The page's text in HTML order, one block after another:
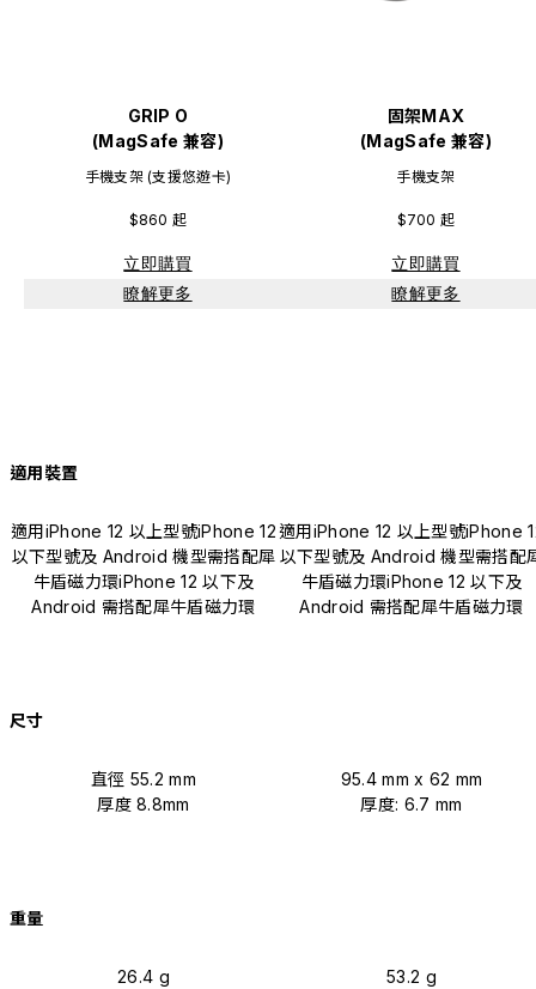
GRIP O
(MagSafe 兼容)
手機支架 (支援悠遊卡)
$860 起
立即購買
瞭解更多
固架MAX
(MagSafe 兼容)
手機支架
$700 起
立即購買
瞭解更多
GRIP O
(MagSafe 兼容)
手機支架 (支援悠遊卡)
$860 起
立即購買
固架MAX
(MagSafe 兼容)
手機支架
$700 起
立即購買
適用裝置
適用iPhone 12 以上型號iPhone 12
以下型號及 Android 機型需搭配犀
牛盾磁力環iPhone 12 以下及
Android 需搭配犀牛盾磁力環
適用iPhone 12 以上型號iPhone
以下型號及 Android 機型需搭配
牛盾磁力環iPhone 12 以下及
Android 需搭配犀牛盾磁力環
尺寸
直徑 55.2 mm
厚度 8.8mm
95.4 mm x 62 mm
厚度: 6.7 mm
重量
26.4 g 53.2 g